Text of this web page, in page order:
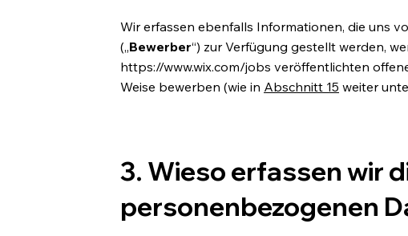
Wir erfassen ebenfalls Informationen, die uns
(„Bewerber“) zur Verfügung gestellt werden,
https://www.wix.com/jobs veröffentlichten
Weise bewerben (wie in Abschnitt 15 weiter
3. Wieso erfassen wir
personenbezogenen